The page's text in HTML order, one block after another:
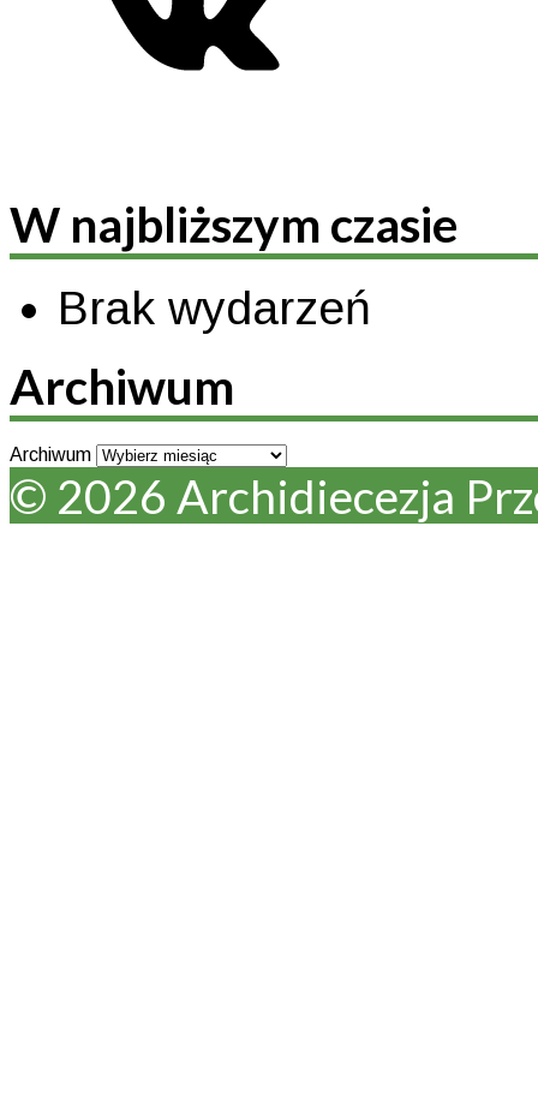
W najbliższym czasie
Brak wydarzeń
Archiwum
Archiwum
© 2026 Archidiecezja